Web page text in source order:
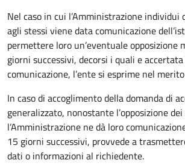
Nel caso in cui l’Amministrazione
agli stessi viene data comunicazione
permettere loro un’eventuale
giorni successivi, decorsi i quali e
comunicazione, l’ente si esprime nel
In caso di accoglimento della domanda di
generalizzato, nonostante l’opposizione
l’Amministrazione ne dà loro
15 giorni successivi, provvede a
dati o informazioni al richiedente.